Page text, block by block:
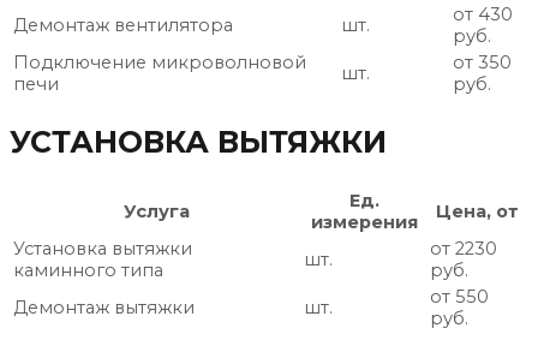
Демонтаж вентилятора
шт.
от 430
руб.
Подключение микроволновой
печи
шт.
от 350
руб.
УСТАНОВКА ВЫТЯЖКИ
Услуга
Ед.
измерения
Цена, от
Установка вытяжки
каминного типа
шт.
от 2230
руб.
Демонтаж вытяжки
шт.
от 550
руб.